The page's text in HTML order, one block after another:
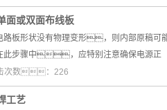
面或双面布线板
板形状没有物理变形，则内部原稿
骤中，应特别注意确保电源正
次数：226
工艺